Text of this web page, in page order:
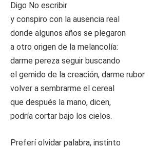
Digo No escribir
y conspiro con la ausencia real
donde algunos años se plegaron
a otro origen de la melancolía:
darme pereza seguir buscando
el gemido de la creación, darme rubor
volver a sembrarme el cereal
que después la mano, dicen,
podría cortar bajo los cielos.
Preferí olvidar palabra, instinto